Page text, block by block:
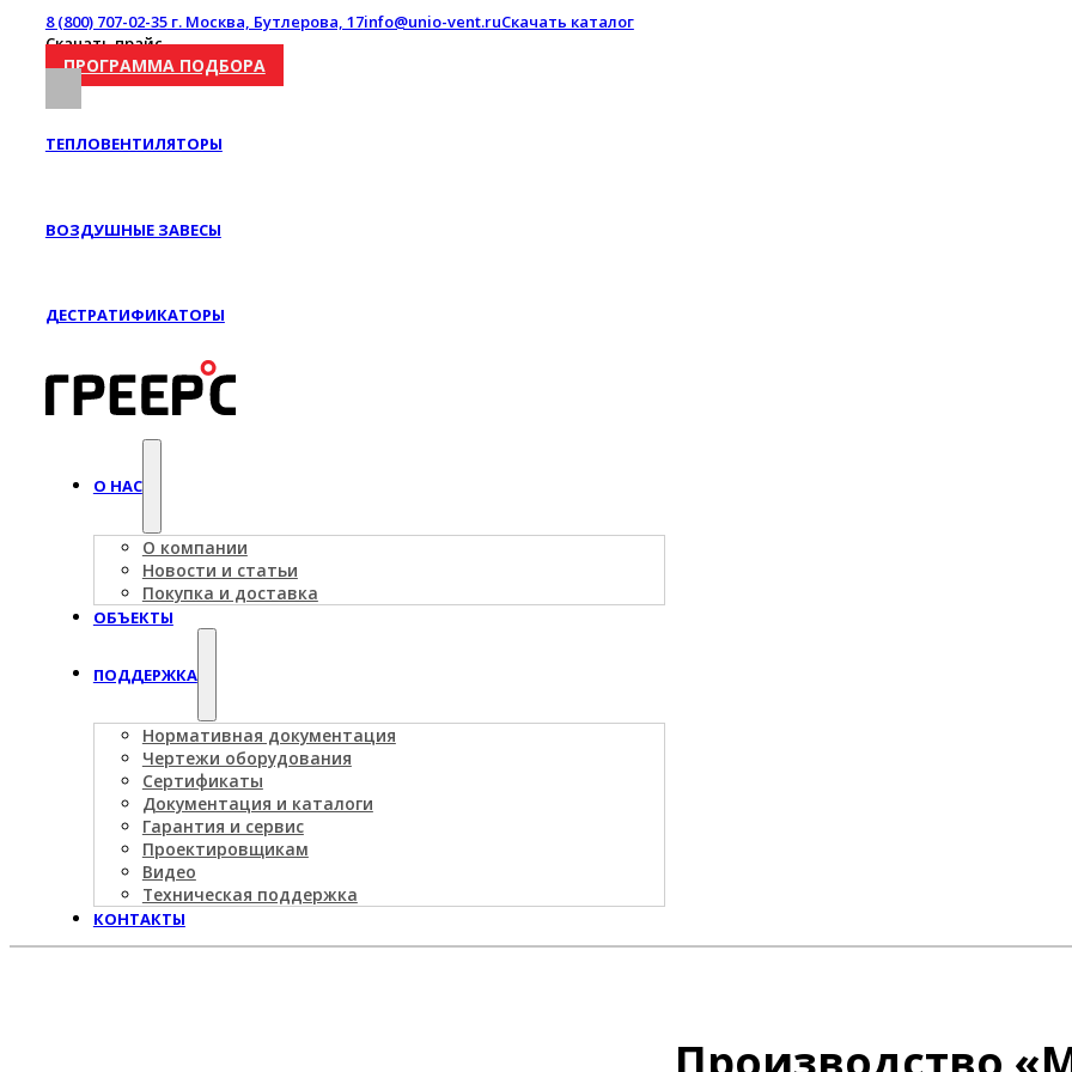
8 (800) 707-02-35г. Москва, Бутлерова, 17info@unio-vent.ruСкачать каталог
Скачать прайс
ПРОГРАММА ПОДБОРА
ТЕПЛОВЕНТИЛЯТОРЫ
ВОЗДУШНЫЕ ЗАВЕСЫ
ДЕСТРАТИФИКАТОРЫ
О НАС
О компании
Новости и статьи
Покупка и доставка
ОБЪЕКТЫ
ПОДДЕРЖКА
Нормативная документация
Чертежи оборудования
Сертификаты
Документация и каталоги
Гарантия и сервис
Проектировщикам
Видео
Техническая поддержка
КОНТАКТЫ